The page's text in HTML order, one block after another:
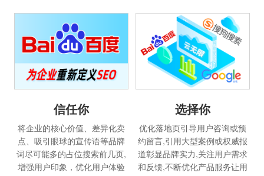
信任你
将企业的核心价值、差异化卖
点、吸引眼球的宣传语等品牌
词尽可能多的占位搜索前几页,
增强用户印象，优化用户体验
选择你
优化落地页引导用户咨询或预
约留言,引用大型案例或权威报
道彰显品牌实力,关注用户需求
和反馈,不断优化产品服务让用